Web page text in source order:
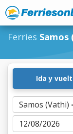
Ferries Samos
Ida y